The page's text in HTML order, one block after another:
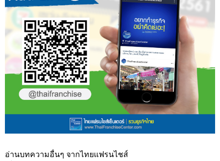
อ่านบทความอื่นๆ จากไทยแฟรนไชส์